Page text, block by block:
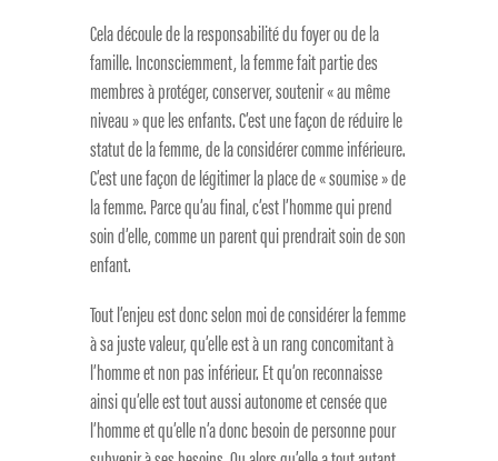
Cela découle de la responsabilité du foyer ou de la
famille. Inconsciemment, la femme fait partie des
membres à protéger, conserver, soutenir « au même
niveau » que les enfants. C’est une façon de réduire le
statut de la femme, de la considérer comme inférieure.
C’est une façon de légitimer la place de « soumise » de
la femme. Parce qu’au final, c’est l’homme qui prend
soin d’elle, comme un parent qui prendrait soin de son
enfant.
Tout l’enjeu est donc selon moi de considérer la femme
à sa juste valeur, qu’elle est à un rang concomitant à
l’homme et non pas inférieur. Et qu’on reconnaisse
ainsi qu’elle est tout aussi autonome et censée que
l’homme et qu’elle n’a donc besoin de personne pour